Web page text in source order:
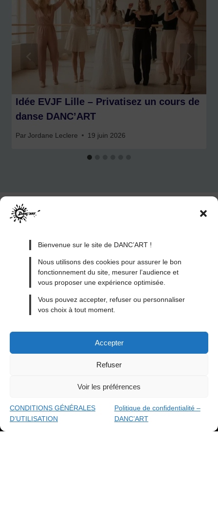
Bienvenue sur le site de DANC’ART !
Nous utilisons des cookies pour assurer le bon
fonctionnement du site, mesurer l’audience et
vous proposer une expérience optimisée.
Vous pouvez accepter, refuser ou personnaliser
vos choix à tout moment.
Accepter
Refuser
Voir les préférences
CONDITIONS GÉNÉRALES
D’UTILISATION
Politique de confidentialité –
DANC’ART
Idée EVJF Lille – Privatisez un cours de
danse DANC’ART
Par Jordane Leclere 19 juin 2026
MENTIONS LÉGALES
CONDITIONS GÉNÉRALES DE VENTE
CONDITIONS GÉNÉRALES D’UTILISATION
CONTACT
By ACAB© 2026
DANC'ART